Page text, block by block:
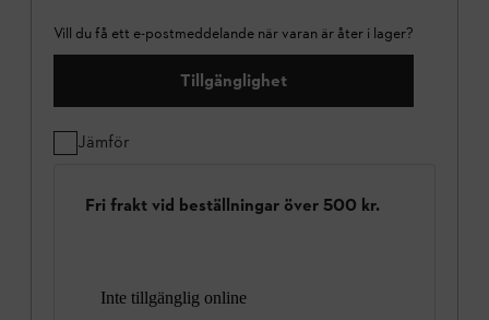
Vill du få ett e-postmeddelande när varan är åter i lager?
Tillgänglighet
Jämför
Fri frakt vid beställningar över 500 kr.
Inte tillgänglig online